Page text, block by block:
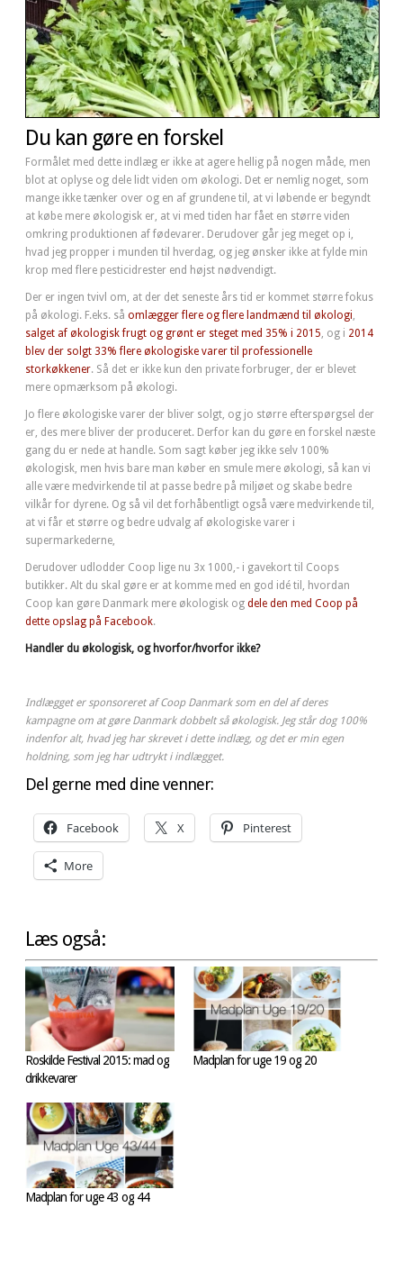
Du kan gøre en forskel
Formålet med dette indlæg er ikke at agere hellig på nogen måde, men
blot at oplyse og dele lidt viden om økologi. Det er nemlig noget, som
mange ikke tænker over og en af grundene til, at vi løbende er begyndt
at købe mere økologisk er, at vi med tiden har fået en større viden
omkring produktionen af fødevarer. Derudover går jeg meget op i,
hvad jeg propper i munden til hverdag, og jeg ønsker ikke at fylde min
krop med flere pesticidrester end højst nødvendigt.
Der er ingen tvivl om, at der det seneste års tid er kommet større fokus
på økologi. F.eks. så omlægger flere og flere landmænd til økologi
salget af økologisk frugt og grønt er steget med 35% i 2015 , og i 2014
blev der solgt 33% flere økologiske varer til professionelle
storkøkkener. Så det er ikke kun den private forbruger, der er blevet
mere opmærksom på økologi.
Jo flere økologiske varer der bliver solgt, og jo større efterspørgsel der
er, des mere bliver der produceret. Derfor kan du gøre en forskel næste
gang du er nede at handle. Som sagt køber jeg ikke selv 100%
økologisk, men hvis bare man køber en smule mere økologi, så kan vi
alle være medvirkende til at passe bedre på miljøet og skabe bedre
vilkår for dyrene. Og så vil det forhåbentligt også være medvirkende til,
at vi får et større og bedre udvalg af økologiske varer i
supermarkederne,
Derudover udlodder Coop lige nu 3x 1000,- i gavekort til Coops
butikker. Alt du skal gøre er at komme med en god idé til, hvordan
Coop kan gøre Danmark mere økologisk og dele den med Coop på
dette opslag på Facebook.
Handler du økologisk, og hvorfor/hvorfor ikke?
Indlægget er sponsoreret af Coop Danmark som en del af deres
kampagne om at gøre Danmark dobbelt så økologisk. Jeg står dog 100%
indenfor alt, hvad jeg har skrevet i dette indlæg, og det er min egen
holdning, som jeg har udtrykt i indlægget.
Del gerne med dine venner:
Facebook X Pinterest
More
Læs også:
Roskilde Festival 2015: mad og
drikkevarer
Madplan for uge 19 og 20
Madplan for uge 43 og 44